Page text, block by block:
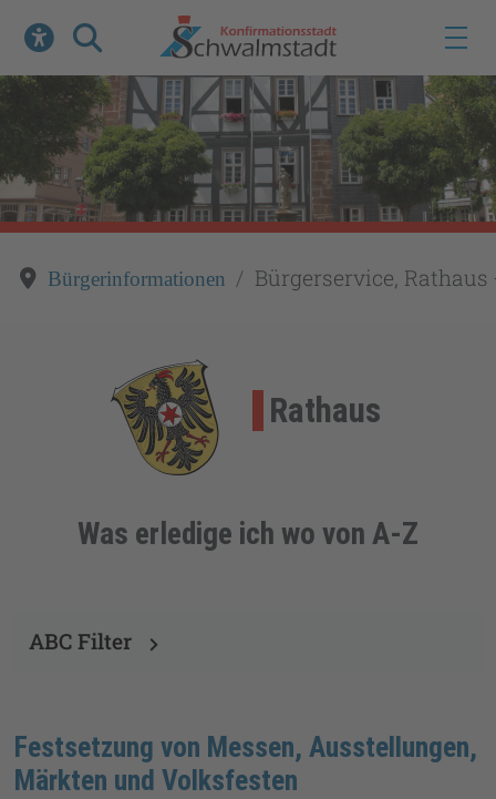
Werkzeuge zur Barrierefreiheit öffnen
Suche
Bürgerinformationen Bürgerservice,
Rathaus
Was erledige ich wo von A-Z
ABC Filter
Festsetzung von Messen, Ausstellungen,
Märkten und Volksfesten